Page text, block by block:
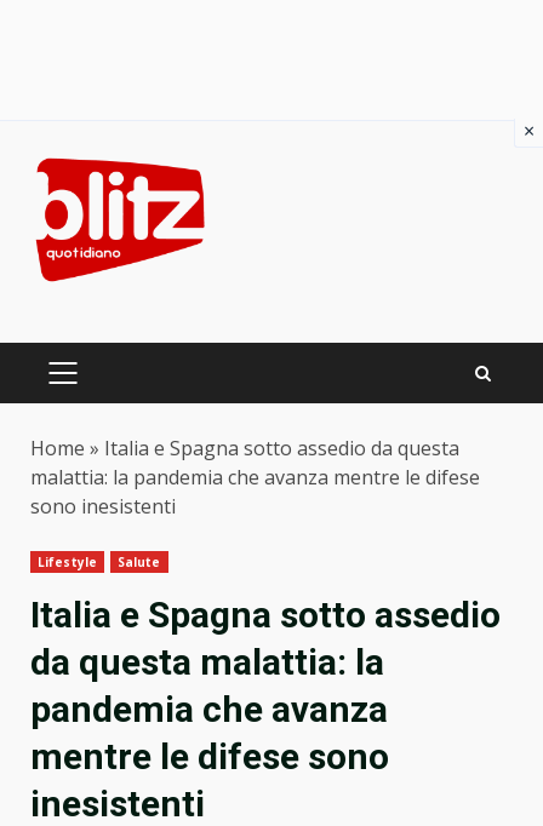
content
PRIMARY
Home » Italia e Spagna sotto assedio da questa
malattia: la pandemia che avanza mentre le difese
sono inesistenti
Lifestyle Salute
Italia e Spagna sotto assedio
da questa malattia: la
pandemia che avanza
mentre le difese sono
inesistenti
×